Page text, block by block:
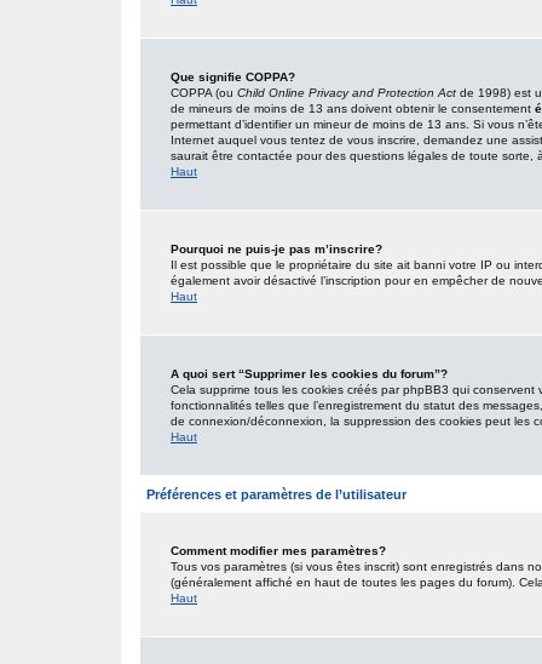
Que signifie COPPA?
COPPA (ou Child Online Privacy and Protection Act de 1998) est
de mineurs de moins de 13 ans doivent obtenir le consentement
permettant d’identifier un mineur de moins de 13 ans. Si vous
Internet auquel vous tentez de vous inscrire, demandez une
saurait être contactée pour des questions légales de toute sorte,
Haut
Pourquoi ne puis-je pas m’inscrire?
Il est possible que le propriétaire du site ait banni votre IP ou
également avoir désactivé l’inscription pour en empêcher de
Haut
A quoi sert “Supprimer les cookies du forum”?
Cela supprime tous les cookies créés par phpBB3 qui
fonctionnalités telles que l’enregistrement du statut des
de connexion/déconnexion, la suppression des cookies peut les
Haut
Préférences et paramètres de l’utilisateur
Comment modifier mes paramètres?
Tous vos paramètres (si vous êtes inscrit) sont enregistrés dans
(généralement affiché en haut de toutes les pages du forum).
Haut